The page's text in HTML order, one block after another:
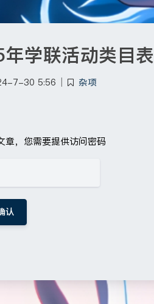
学联活动类目表
7-30 5:56 杂项
章，您需要提供访问密码